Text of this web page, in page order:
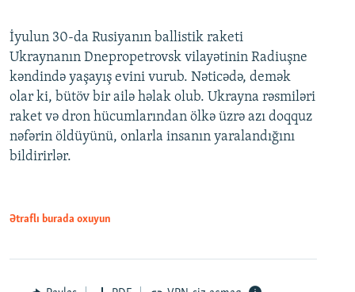
İyulun 30-da Rusiyanın ballistik raketi
Ukraynanın Dnepropetrovsk vilayətinin Radiuşne
kəndində yaşayış evini vurub. Nəticədə, demək
olar ki, bütöv bir ailə həlak olub. Ukrayna rəsmiləri
raket və dron hücumlarından ölkə üzrə azı doqquz
nəfərin öldüyünü, onlarla insanın yaralandığını
bildirirlər.
Ətraflı burada oxuyun